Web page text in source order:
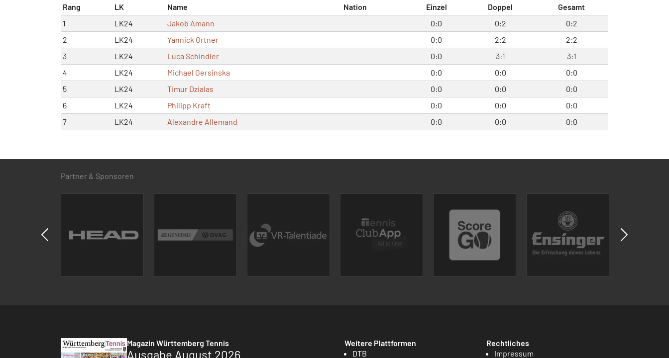
Rang LK Name Nation Einzel Doppel
Gesamt
1
LK24 Jakob Amann 0:0 0:2
0:2
2
LK24 Yannick Ortner 0:0 2:2
2:2
3
LK24 Luca Schindler 0:0 3:1
3:1
4
LK24 Michael Gersinska 0:0 0:0
0:0
5
LK24 Timur Dzialas 0:0 0:0
0:0
6
LK24 Philipp Kraft 0:0 0:0
0:0
7
LK24 Alexandre Allemand 0:0 0:0 0:0
Partner & Sponsoren
Magazin Württemberg Tennis
Ausgabe August 2026
Weitere Plattformen
DTB
Rechtliches
Impressum